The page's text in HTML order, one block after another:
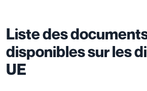
Liste des
disponibles sur les
UE